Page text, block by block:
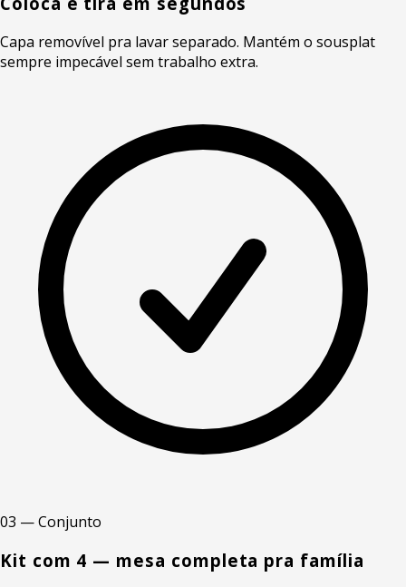
Capa removível pra lavar separado. Mantém o sousplat
sempre impecável sem trabalho extra.
03 — Conjunto
Kit com 4 — mesa completa pra família